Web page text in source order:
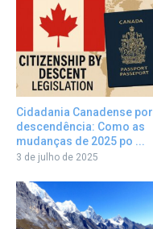
Cidadania Canadense por
descendência: Como as
mudanças de 2025 po ...
3 de julho de 2025